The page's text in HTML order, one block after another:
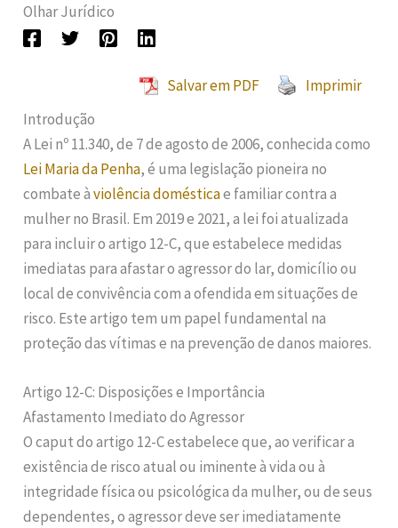
Olhar Jurídico
Salvar em PDF
Imprimir
Introdução
A Lei nº 11.340, de 7 de agosto de 2006, conhecida como
Lei Maria da Penha, é uma legislação pioneira no
combate àviolência domésticae familiar contra a
mulher no Brasil. Em 2019 e 2021, a lei foi atualizada
para incluir o artigo 12-C, que estabelece medidas
imediatas para afastar o agressor do lar, domicílio ou
local de convivência com a ofendida em situações de
risco. Este artigo tem um papel fundamental na
proteção das vítimas e na prevenção de danos maiores.
Artigo 12-C: Disposições e Importância
Afastamento Imediato do Agressor
O caput do artigo 12-C estabelece que, ao verificar a
existência de risco atual ou iminente à vida ou à
integridade física ou psicológica da mulher, ou de seus
dependentes, o agressor deve ser imediatamente